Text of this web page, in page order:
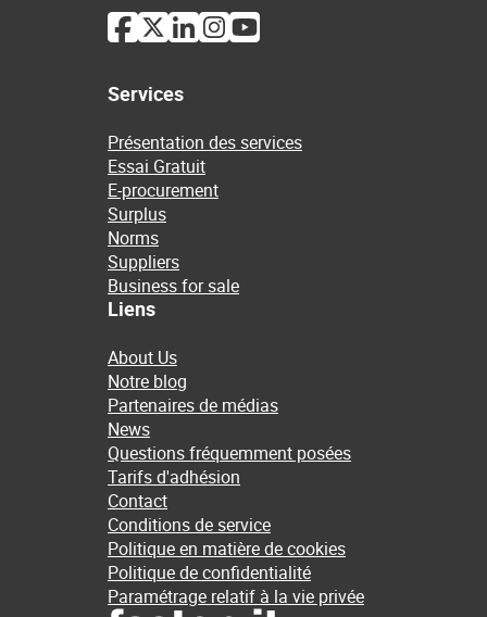
Services
Présentation des services
Essai Gratuit
E-procurement
Surplus
Norms
Suppliers
Business for sale
Liens
About Us
Notre blog
Partenaires de médias
News
Questions fréquemment posées
Tarifs d'adhésion
Contact
Conditions de service
Politique en matière de cookies
Politique de confidentialité
Paramétrage relatif à la vie privée